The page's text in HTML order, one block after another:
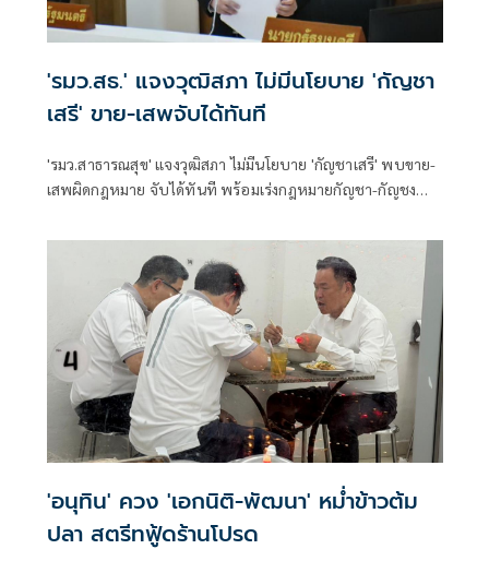
'รมว.สธ.' แจงวุฒิสภา ไม่มีนโยบาย 'กัญชา
เสรี' ขาย-เสพจับได้ทันที
'รมว.สาธารณสุข' แจงวุฒิสภา ไม่มีนโยบาย 'กัญชาเสรี' พบขาย-
เสพผิดกฎหมาย จับได้ทันที พร้อมเร่งกฎหมายกัญชา-กัญชง
'อนุทิน' ควง 'เอกนิติ-พัฒนา' หม่ำข้าวต้ม
ปลา สตรีทฟู้ดร้านโปรด